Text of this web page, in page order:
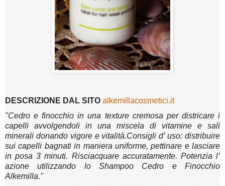
DESCRIZIONE DAL SITO alkemillacosmetici.it
"Cedro e finocchio in una texture cremosa per districare i
capelli avvolgendoli in una miscela di vitamine e sali
minerali donando vigore e vitalità.Consigli d’ uso: distribuire
sui capelli bagnati in maniera uniforme, pettinare e lasciare
in posa 3 minuti. Risciacquare accuratamente. Potenzia l’
azione utilizzando lo Shampoo Cedro e Finocchio
Alkemilla."